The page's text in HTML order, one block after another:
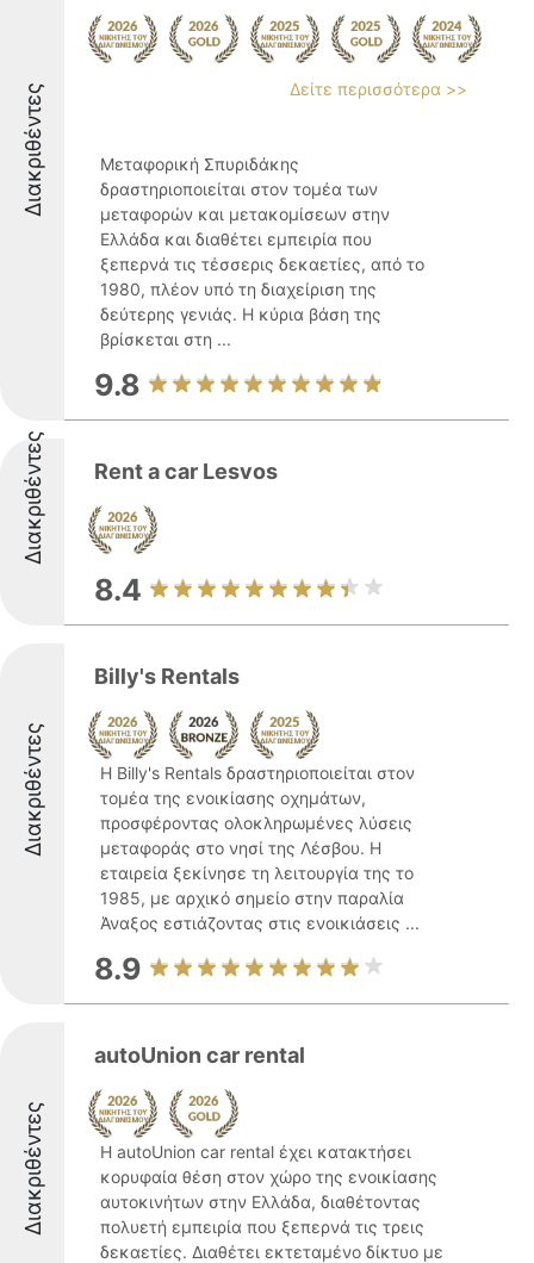
Διακριθέντες Δείτε περισσότερα >>
Μεταφορική Σπυριδάκης
δραστηριοποιείται στον τομέα των
μεταφορών και μετακομίσεων στην
Ελλάδα και διαθέτει εμπειρία που
ξεπερνά τις τέσσερις δεκαετίες, από το
1980, πλέον υπό τη διαχείριση της
δεύτερης γενιάς. Η κύρια βάση της
βρίσκεται στη ...
9.8
Διακριθέντες Rent a car Lesvos
8.4
Διακριθέντες
Billy's Rentals
Η Billy's Rentals δραστηριοποιείται στον
τομέα της ενοικίασης οχημάτων,
προσφέροντας ολοκληρωμένες λύσεις
μεταφοράς στο νησί της Λέσβου. Η
εταιρεία ξεκίνησε τη λειτουργία της το
1985, με αρχικό σημείο στην παραλία
Άναξος εστιάζοντας στις ενοικιάσεις ...
8.9
Διακριθέντες
autoUnion car rental
Η autoUnion car rental έχει κατακτήσει
κορυφαία θέση στον χώρο της ενοικίασης
αυτοκινήτων στην Ελλάδα, διαθέτοντας
πολυετή εμπειρία που ξεπερνά τις τρεις
δεκαετίες. Διαθέτει εκτεταμένο δίκτυο με